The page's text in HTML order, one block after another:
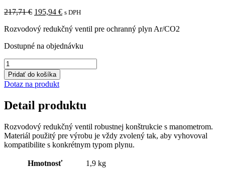
217,71€ Pôvodná
bola:
195,94 €Aktuálna
je:
s DPH
Rozvodový redukčný ventil pre ochranný plyn Ar/CO2
Dostupné na objednávku
množstvo
Rozvodový
redukčný
ventil
Dinset
0-
32l/min
Pridať do košíka
Dotaz na produkt
Detail produktu
Rozvodový redukčný ventil robustnej konštrukcie s manometrom.
Materiál použitý pre výrobu je vždy zvolený tak, aby vyhovoval
kompatibilite s konkrétnym typom plynu.
Hmotnosť 1,9 kg